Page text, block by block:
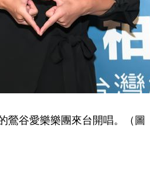
鶯谷愛樂樂團來台開唱。（圖